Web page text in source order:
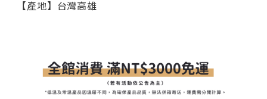
【產地】台灣高雄